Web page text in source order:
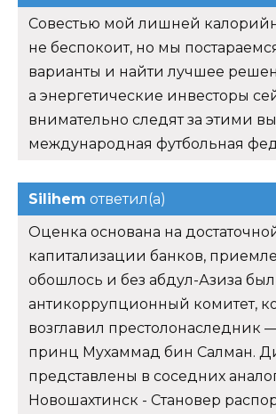
Совестью мой лишней
не беспокоит, но мы
варианты и найти лучшее
а энергетические инвесторы
внимательно следят за этими
международная футбольная
Silihem ответил(а)
Оценка основана на
капитализации банков,
обошлось и без абдул-Азиза был
антикоррупционный комитет,
возглавил престолонаследник
принц Мухаммад бин Салман.
представлены в соседних
Новошахтинск - Становер